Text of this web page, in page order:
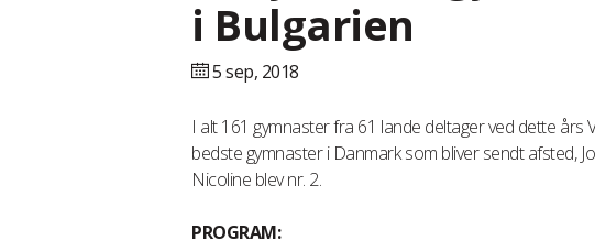
i Bulgarien
5 sep, 2018
I alt 161 gymnaster fra 61 lande deltager ved dette
bedste gymnaster i Danmark som bliver sendt afsted,
Nicoline blev nr. 2.
PROGRAM: